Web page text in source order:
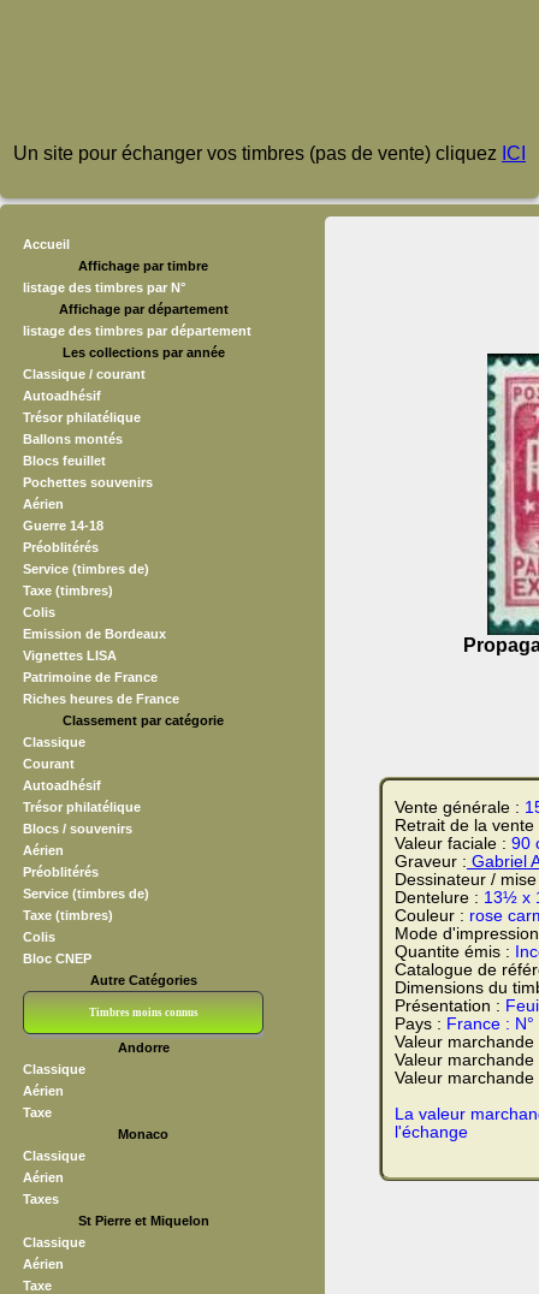
Un site pour échanger vos timbres (pas de vente) cliquez ICI
Accueil
Affichage par timbre
listage des timbres par N°
Affichage par département
listage des timbres par département
Les collections par année
Classique / courant
Autoadhésif
Trésor philatélique
Ballons montés
Blocs feuillet
Pochettes souvenirs
Aérien
Guerre 14-18
Préoblitérés
Service (timbres de)
Taxe (timbres)
Colis
Emission de Bordeaux
Vignettes LISA
Patrimoine de France
Riches heures de France
Classement par catégorie
Classique
Courant
Autoadhésif
Trésor philatélique
Blocs / souvenirs
Aérien
Préoblitérés
Service (timbres de)
Taxe (timbres)
Colis
Bloc CNEP
Autre Catégories
Timbres moins connus
Andorre
Classique
Aérien
Taxe
Monaco
Classique
Aérien
Taxes
St Pierre et Miquelon
Classique
Aérien
Taxe
Vente générale :
Retrait de la
Valeur faciale : 90
Graveur : Gabriel
Dessinateur /
Dentelure : 13½ x
Couleur : rose
Mode
Quantite émis :
Catalogue de
Dimensions du
Présentation :
Pays : France : N°
Valeur
Valeur
Valeur
La valeur
l'échange